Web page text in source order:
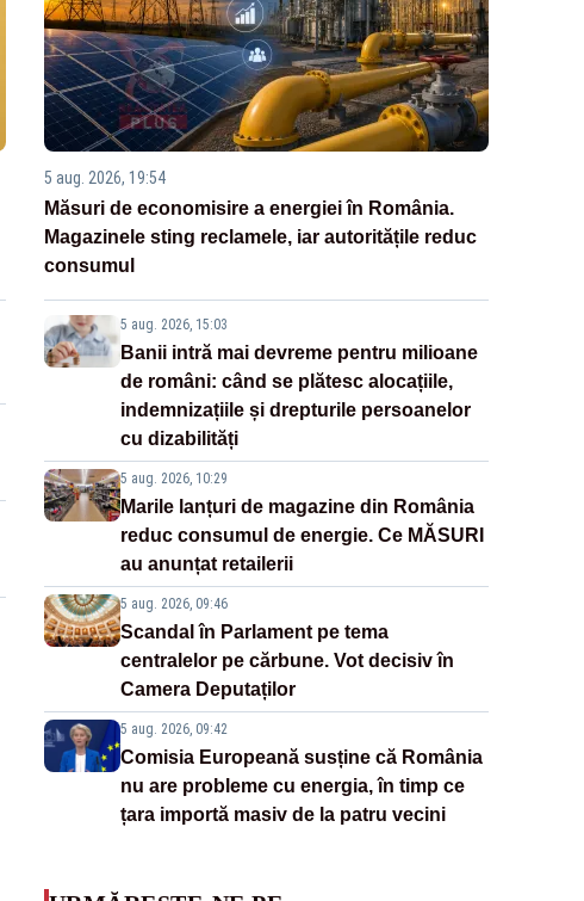
5 aug. 2026, 19:54
Măsuri de economisire a energiei în România.
Magazinele sting reclamele, iar autoritățile reduc
consumul
5 aug. 2026, 15:03
Banii intră mai devreme pentru milioane
de români: când se plătesc alocațiile,
indemnizațiile și drepturile persoanelor
cu dizabilități
5 aug. 2026, 10:29
Marile lanțuri de magazine din România
reduc consumul de energie. Ce MĂSURI
au anunțat retailerii
5 aug. 2026, 09:46
Scandal în Parlament pe tema
centralelor pe cărbune. Vot decisiv în
Camera Deputaților
5 aug. 2026, 09:42
Comisia Europeană susține că România
nu are probleme cu energia, în timp ce
țara importă masiv de la patru vecini